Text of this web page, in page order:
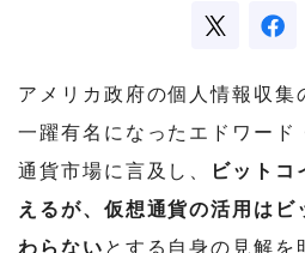
アメリカ政府の個人情報収集
一躍有名になったエドワード
通貨市場に言及し、
ビット
えるが、仮想通貨の活用は
わらない とする自身の見解を